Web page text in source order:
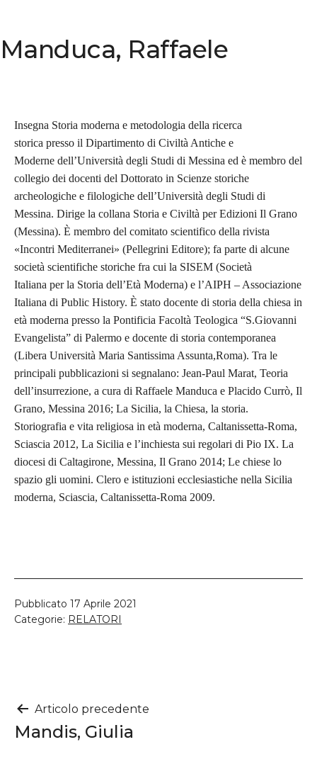
Manduca, Raffaele
Insegna Storia moderna e metodologia della ricerca
storica presso il Dipartimento di Civiltà Antiche e
Moderne dell’Università degli Studi di Messina ed è membro del
collegio dei docenti del Dottorato in Scienze storiche
archeologiche e filologiche dell’Università degli Studi di
Messina. Dirige la collana Storia e Civiltà per Edizioni Il Grano
(Messina). È membro del comitato scientifico della rivista
«Incontri Mediterranei» (Pellegrini Editore); fa parte di alcune
società scientifiche storiche fra cui la SISEM (Società
Italiana per la Storia dell’Età Moderna) e l’AIPH – Associazione
Italiana di Public History. È stato docente di storia della chiesa in
età moderna presso la Pontificia Facoltà Teologica “S.Giovanni
Evangelista” di Palermo e docente di storia contemporanea
(Libera Università Maria Santissima Assunta,Roma). Tra le
principali pubblicazioni si segnalano: Jean-Paul Marat, Teoria
dell’insurrezione, a cura di Raffaele Manduca e Placido Currò, Il
Grano, Messina 2016; La Sicilia, la Chiesa, la storia.
Storiografia e vita religiosa in età moderna, Caltanissetta-Roma,
Sciascia 2012, La Sicilia e l’inchiesta sui regolari di Pio IX. La
diocesi di Caltagirone, Messina, Il Grano 2014; Le chiese lo
spazio gli uomini. Clero e istituzioni ecclesiastiche nella Sicilia
moderna, Sciascia, Caltanissetta-Roma 2009.
Pubblicato 17 Aprile 2021
Categorie: RELATORI
Navigazione
articoli
Articolo precedente
Mandis, Giulia